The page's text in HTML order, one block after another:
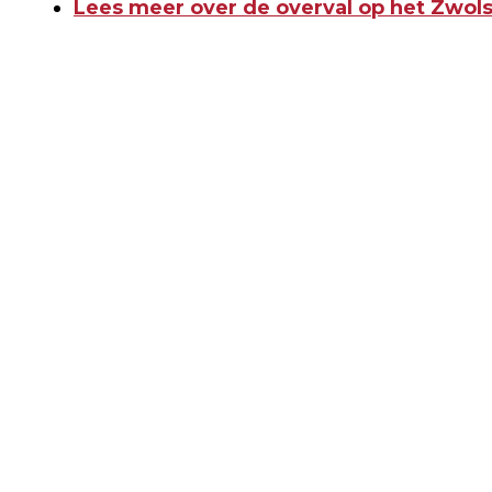
Lees meer over de overval op het